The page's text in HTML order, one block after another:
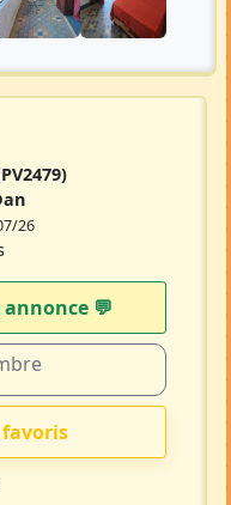
26
💬​